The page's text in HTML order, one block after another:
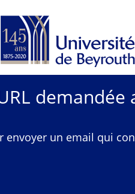
envoyer un email qui